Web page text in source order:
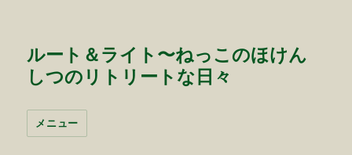
ルート＆ライト〜ねっこのほけん
しつのリトリートな日々
メニュー